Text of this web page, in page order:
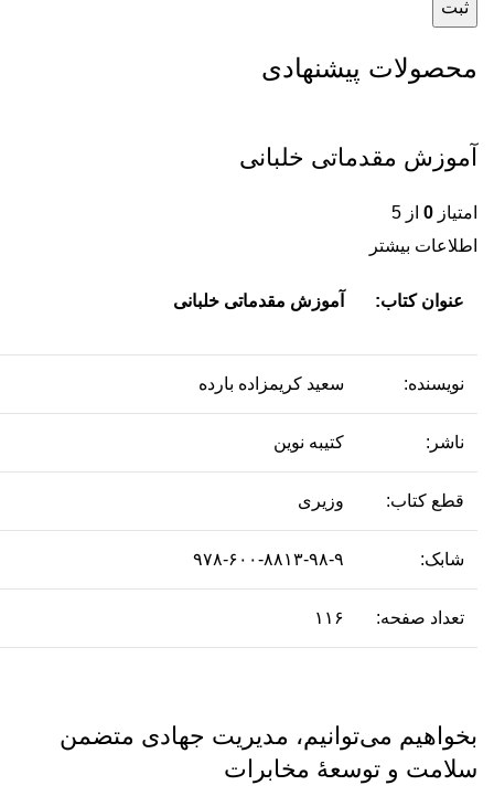
محصولات پیشنهادی
آموزش مقدماتی خلبانی
امتیاز 0 از 5
اطلاعات بیشتر
عنوان کتاب: آموزش مقدماتی خلبانی
نویسنده: سعید کریمزاده بارده
ناشر: کتیبه نوین
قطع کتاب: وزیری
شابک: ۹۷۸-۶۰۰-۸۸۱۳-۹۸-۹
تعداد صفحه: ۱۱۶
بخواهیم می‌توانیم، مدیریت جهادی متضمن
سلامت و توسعۀ مخابرات